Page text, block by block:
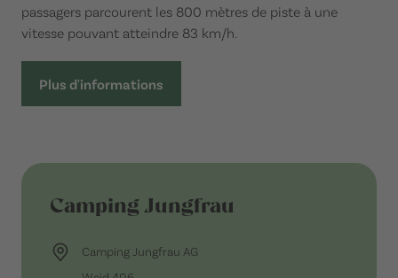
passagers parcourent les 800 mètres de piste à une
vitesse pouvant atteindre 83 km/h.
Plus d'informations
Camping Jungfrau
Camping Jungfrau AG